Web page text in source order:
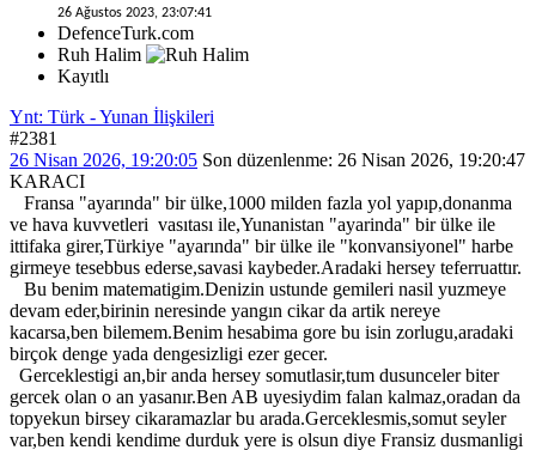
26 Ağustos 2023, 23:07:41
DefenceTurk.com
Ruh Halim
Kayıtlı
Ynt: Türk - Yunan İlişkileri
#2381
26 Nisan 2026, 19:20:05 Son düzenlenme: 26 Nisan 2026, 19:20:47
KARACI
Fransa "ayarında" bir ülke,1000 milden fazla yol yapıp,donanma
ve hava kuvvetleri vasıtası ile,Yunanistan "ayarinda" bir ülke ile
ittifaka girer,Türkiye "ayarında" bir ülke ile "konvansiyonel" harbe
girmeye tesebbus ederse,savasi kaybeder.Aradaki hersey teferruattır.
Bu benim matematigim.Denizin ustunde gemileri nasil yuzmeye
devam eder,birinin neresinde yangın cikar da artik nereye
kacarsa,ben bilemem.Benim hesabima gore bu isin zorlugu,aradaki
birçok denge yada dengesizligi ezer gecer.
Gerceklestigi an,bir anda hersey somutlasir,tum dusunceler biter
gercek olan o an yasanır.Ben AB uyesiydim falan kalmaz,oradan da
topyekun birsey cikaramazlar bu arada.Gerceklesmis,somut seyler
var,ben kendi kendime durduk yere is olsun diye Fransiz dusmanligi